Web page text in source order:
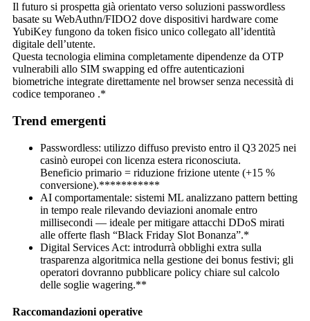
Il futuro si prospetta già orientato verso soluzioni passwordless
basate su WebAuthn/FIDO2 dove dispositivi hardware come
YubiKey fungono da token fisico unico collegato all’identità
digitale dell’utente.
Questa tecnologia elimina completamente dipendenze da OTP
vulnerabili allo SIM swapping ed offre autenticazioni
biometriche integrate direttamente nel browser senza necessità di
codice temporaneo .*
Trend emergenti
Passwordless: utilizzo diffuso previsto entro il Q3 2025 nei
casinò europei con licenza estera riconosciuta.
Beneficio primario = riduzione frizione utente (+15 %
conversione).***********
AI comportamentale: sistemi ML analizzano pattern betting
in tempo reale rilevando deviazioni anomale entro
millisecondi — ideale per mitigare attacchi DDoS mirati
alle offerte flash “Black Friday Slot Bonanza”.*
Digital Services Act: introdurrà obblighi extra sulla
trasparenza algoritmica nella gestione dei bonus festivi; gli
operatori dovranno pubblicare policy chiare sul calcolo
delle soglie wagering.**
Raccomandazioni operative